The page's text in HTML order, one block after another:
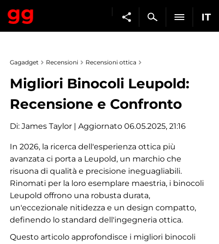
IT
Gagadget Recensioni Recensioni ottica
Migliori Binocoli Leupold:
Recensione e Confronto
Di: James Taylor | Aggiornato 06.05.2025, 21:16
In 2026, la ricerca dell'esperienza ottica più
avanzata ci porta a Leupold, un marchio che
risuona di qualità e precisione ineguagliabili.
Rinomati per la loro esemplare maestria, i binocoli
Leupold offrono una robusta durata,
un'eccezionale nitidezza e un design compatto,
definendo lo standard dell'ingegneria ottica.
Questo articolo approfondisce i migliori binocoli